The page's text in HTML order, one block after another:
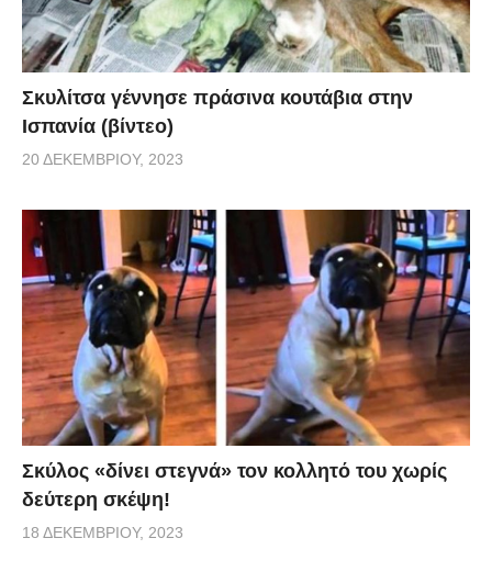
Σκυλίτσα γέννησε πράσινα κουτάβια στην
Ισπανία (βίντεο)
20 ΔΕΚΕΜΒΡΊΟΥ, 2023
Σκύλος «δίνει στεγνά» τον κολλητό του χωρίς
δεύτερη σκέψη!
18 ΔΕΚΕΜΒΡΊΟΥ, 2023